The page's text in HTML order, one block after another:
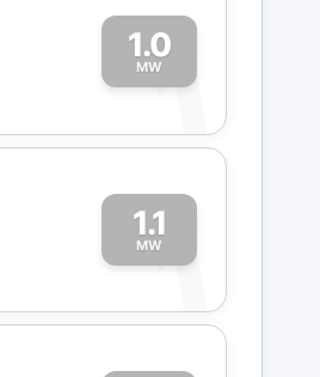
1.0
MW
1
1.1
MW
1